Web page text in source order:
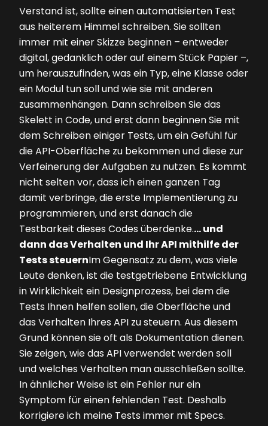
Verstand ist, sollte einen automatisierten Test
aus heiterem Himmel schreiben. Sie sollten
immer mit einer Skizze beginnen – entweder
digital, gedanklich oder auf einem Stück Papier –,
um herauszufinden, was ein Typ, eine Klasse oder
ein Modul tun soll und wie sie mit anderen
zusammenhängen. Dann schreiben Sie das
Skelett in Code, und erst dann beginnen Sie mit
dem Schreiben einiger Tests, um ein Gefühl für
die API-Oberfläche zu bekommen und diese zur
Verfeinerung der Aufgaben zu nutzen. Es kommt
nicht selten vor, dass ich einen ganzen Tag
damit verbringe, die erste Implementierung zu
programmieren, und erst danach die
Testbarkeit dieses Codes überdenke.… und
dann das Verhalten und Ihr API mithilfe der
Tests steuernIm Gegensatz zu dem, was viele
Leute denken, ist die testgetriebene Entwicklung
in Wirklichkeit ein Designprozess, bei dem die
Tests Ihnen helfen sollen, die Oberfläche und
das Verhalten Ihres API zu steuern. Aus diesem
Grund können sie oft als Dokumentation dienen.
Sie zeigen, wie das API verwendet werden soll
und welches Verhalten man ausschließen sollte.
In ähnlicher Weise ist ein Fehler nur ein
Symptom für einen fehlenden Test. Deshalb
korrigiere ich meine Tests immer mit Specs.